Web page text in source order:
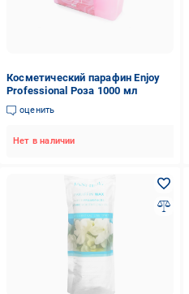
Косметический парафин Enjoy
Professional Роза 1000 мл
оценить
Нет в наличии